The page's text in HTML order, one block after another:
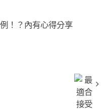
！？內有心得分享